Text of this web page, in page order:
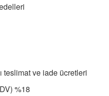
teslimat ve iade ücretleri
%18